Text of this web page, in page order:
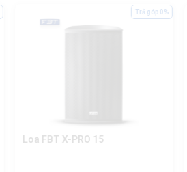
Loa FBT X-PRO 15
Trả góp 0%